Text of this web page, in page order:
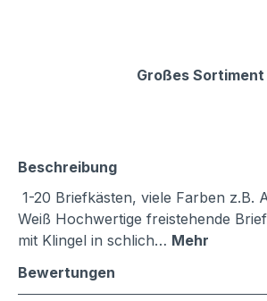
Großes Sortiment
Beschreibung
1-20 Briefkästen, viele Farben z.B.
Weiß Hochwertige freistehende
mit Klingel in schlich… Mehr
Bewertungen